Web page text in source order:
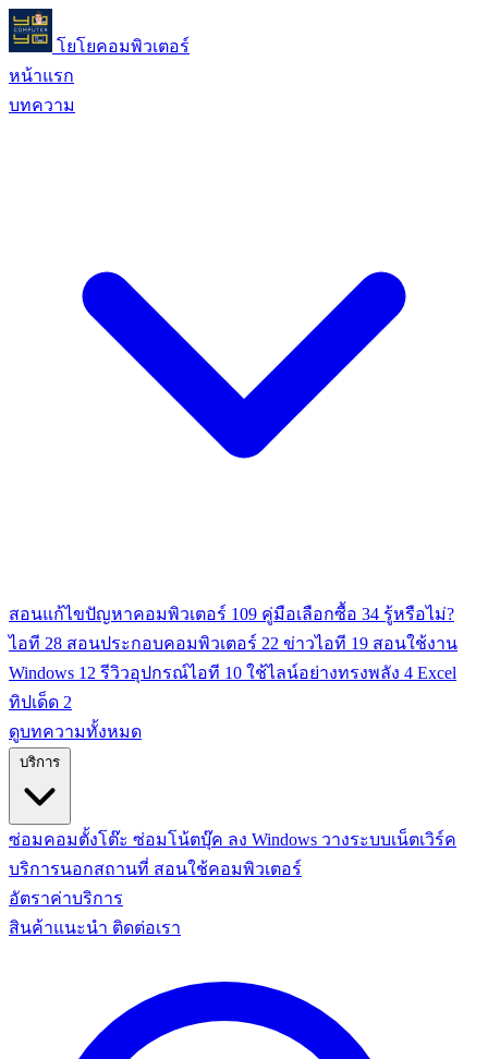
โยโยคอมพิวเตอร์
หน้าแรก
บทความ
สอนแก้ไขปัญหาคอมพิวเตอร์ 109 คู่มือเลือกซื้อ 34 รู้หรือไม่?
ไอที 28 สอนประกอบคอมพิวเตอร์ 22 ข่าวไอที 19 สอนใช้งาน
Windows 12 รีวิวอุปกรณ์ไอที 10 ใช้ไลน์อย่างทรงพลัง 4 Excel
ทิปเด็ด 2
ดูบทความทั้งหมด
ซ่อมคอมตั้งโต๊ะ ซ่อมโน้ตบุ๊ค ลง Windows วางระบบเน็ตเวิร์ค
บริการนอกสถานที่ สอนใช้คอมพิวเตอร์
อัตราค่าบริการ
สินค้าแนะนำ ติดต่อเรา